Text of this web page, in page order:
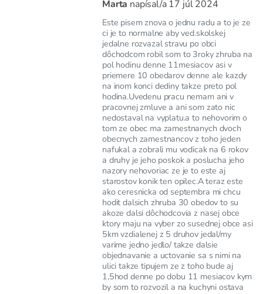
Marta napísal/a 17 júl 2024
Este pisem znova o jednu radu a to je ze
ci je to normalne aby ved.skolskej
jedalne rozvazal stravu po obci
dôchodcom robil som to 3roky zhruba na
pol hodinu denne 11mesiacov asi v
priemere 10 obedarov denne ale kazdy
na inom konci dediny takze preto pol
hodina.Uvedenu pracu nemam ani v
pracovnej zmluve a ani som zato nic
nedostaval na vyplatu.a to nehovorim o
tom ze obec ma zamestnanych dvoch
obecnych zamestnancov z toho jeden
nafukal a zobrali mu vodicak na 6 rokov
a druhy je jeho poskok a poslucha jeho
nazory nehovoriac ze je to este aj
starostov konik ten opilec.A teraz este
ako ceresnicka od septembra mi chcu
hodit dalsich zhruba 30 obedov to su
akoze dalsi dôchodcovia z nasej obce
ktory maju na vyber zo susednej obce asi
5km vzdialenej z 5 druhov jedal/my
varime jedno jedlo/ takze dalsie
objednavanie a uctovanie sa s nimi na
ulici takze tipujem ze z toho bude aj
1,5hod denne po dobu 11 mesiacov kym
by som to rozvozil a na kuchyni ostava